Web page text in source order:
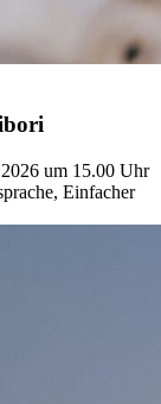
um 15.00 Uhr
Einfacher